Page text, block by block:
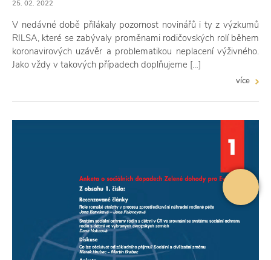
25. 02. 2022
V nedávné době přilákaly pozornost novinářů i ty z výzkumů
RILSA, které se zabývaly proměnami rodičovských rolí během
koronavirových uzávěr a problematikou neplacení výživného.
Jako vždy v takových případech doplňujeme […]
více